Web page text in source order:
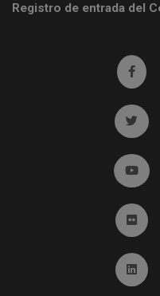
Registro de entrada del
Ir a
Ir
Ir a
Ir a
Ir a